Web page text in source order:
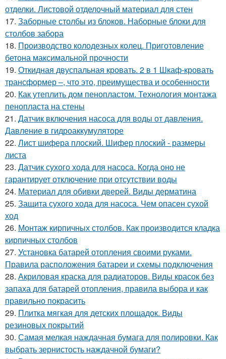
отделки. Листовой отделочный материал для стен
17. Заборные столбы из блоков. Наборные блоки для
столбов забора
18. Производство колодезных колец. Приготовление
бетона максимальной прочности
19. Откидная двуспальная кровать. 2 в 1 Шкаф-кровать
трансформер –, что это, преимущества и особенности
20. Как утеплить дом пенопластом. Технология монтажа
пенопласта на стены
21. Датчик включения насоса для воды от давления.
Давление в гидроаккумуляторе
22. Лист шифера плоский. Шифер плоский - размеры
листа
23. Датчик сухого хода для насоса. Когда оно не
гарантирует отключение при отсутствии воды
24. Материал для обивки дверей. Виды дерматина
25. Защита сухого хода для насоса. Чем опасен сухой
ход
26. Монтаж кирпичных столбов. Как производится кладка
кирпичных столбов
27. Установка батарей отопления своими руками.
Правила расположения батареи и схемы подключения
28. Акриловая краска для радиаторов. Виды красок без
запаха для батарей отопления, правила выбора и как
правильно покрасить
29. Плитка мягкая для детских площадок. Виды
резиновых покрытий
30. Самая мелкая наждачная бумага для полировки. Как
выбрать зернистость наждачной бумаги?